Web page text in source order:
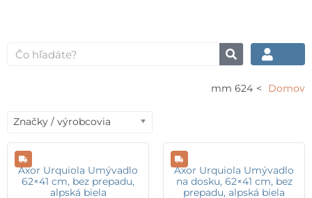
r
Vyhľadať
Domov
624 mm
Značky / výrobcovia
Axor Urquiola Umývadlo
62×41 cm, bez prepadu,
alpská biela
Axor Urquiola Umývadlo
na dosku, 62×41 cm, bez
prepadu, alpská biela